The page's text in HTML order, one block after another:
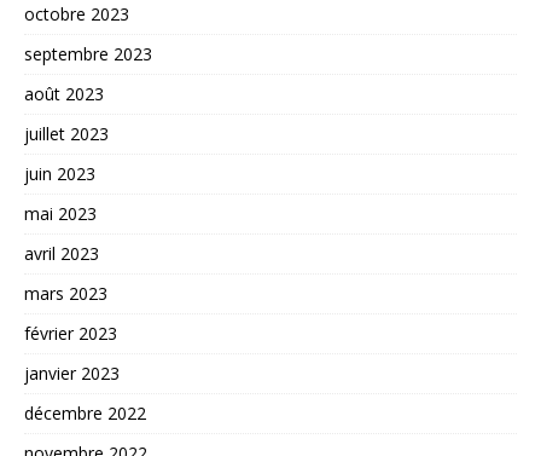
octobre 2023
septembre 2023
août 2023
juillet 2023
juin 2023
mai 2023
avril 2023
mars 2023
février 2023
janvier 2023
décembre 2022